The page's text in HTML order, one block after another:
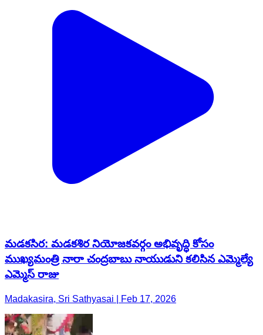
మడకసిర: మడకశిర నియోజకవర్గం అభివృద్ధి కోసం
ముఖ్యమంత్రి నారా చంద్రబాబు నాయుడుని కలిసిన ఎమ్మెల్యే
ఎమ్మెస్ రాజు
Madakasira, Sri Sathyasai | Feb 17, 2026